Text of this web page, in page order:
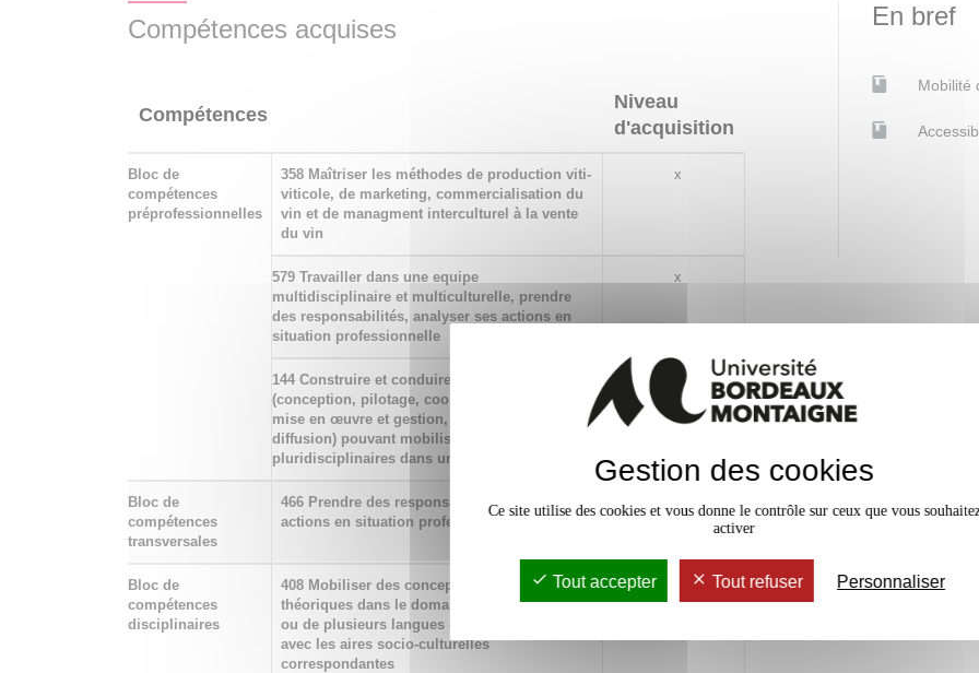
Compétences acquises
Compétences
Niveau
d'acquisition
Bloc de
compétences
préprofessionnelles
358 Maîtriser les méthodes de production viti-
viticole, de marketing, commercialisation du
vin et de managment interculturel à la vente
du vin
x
579 Travailler dans une equipe
multidisciplinaire et multiculturelle, prendre
des responsabilités, analyser ses actions en
situation professionnelle
x
144 Construire et conduire un projet
(conception, pilotage, coordination d’équipe,
mise en œuvre et gestion, évaluation,
diffusion) pouvant mobiliser des compétences
pluridisciplinaires dans un cadre collaboratif
Bloc de
compétences
transversales
466 Prendre des responsabilités, analyser ses
actions en situation professionnelle
Bloc de
compétences
disciplinaires
408 Mobiliser des concepts et cadres
théoriques dans le domaine de l’étude d’une
ou de plusieurs langues étrangères en lien
avec les aires socio-culturelles
correspondantes
En bref
Mobilité
Gestion des cookies
Ce site utilise des cookies et vous donne le contrôle sur ceux que vous
activer
Tout accepter Tout refuser Personnaliser